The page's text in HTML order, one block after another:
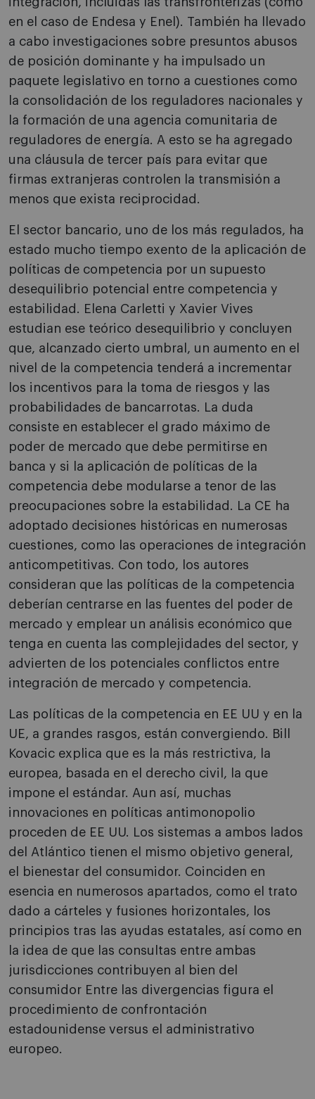
en el caso de Endesa y Enel). También ha llevado
a cabo investigaciones sobre presuntos abusos
de posición dominante y ha impulsado un
paquete legislativo en torno a cuestiones como
la consolidación de los reguladores nacionales y
la formación de una agencia comunitaria de
reguladores de energía. A esto se ha agregado
una cláusula de tercer país para evitar que
firmas extranjeras controlen la transmisión a
menos que exista reciprocidad.
El sector bancario, uno de los más regulados, ha
estado mucho tiempo exento de la aplicación de
políticas de competencia por un supuesto
desequilibrio potencial entre competencia y
estabilidad. Elena Carletti y Xavier Vives
estudian ese teórico desequilibrio y concluyen
que, alcanzado cierto umbral, un aumento en el
nivel de la competencia tenderá a incrementar
los incentivos para la toma de riesgos y las
probabilidades de bancarrotas. La duda
consiste en establecer el grado máximo de
poder de mercado que debe permitirse en
banca y si la aplicación de políticas de la
competencia debe modularse a tenor de las
preocupaciones sobre la estabilidad. La CE ha
adoptado decisiones históricas en numerosas
cuestiones, como las operaciones de integración
anticompetitivas. Con todo, los autores
consideran que las políticas de la competencia
deberían centrarse en las fuentes del poder de
mercado y emplear un análisis económico que
tenga en cuenta las complejidades del sector, y
advierten de los potenciales conflictos entre
integración de mercado y competencia.
Las políticas de la competencia en EE UU y en la
UE, a grandes rasgos, están convergiendo. Bill
Kovacic explica que es la más restrictiva, la
europea, basada en el derecho civil, la que
impone el estándar. Aun así, muchas
innovaciones en políticas antimonopolio
proceden de EE UU. Los sistemas a ambos lados
del Atlántico tienen el mismo objetivo general,
el bienestar del consumidor. Coinciden en
esencia en numerosos apartados, como el trato
dado a cárteles y fusiones horizontales, los
principios tras las ayudas estatales, así como en
la idea de que las consultas entre ambas
jurisdicciones contribuyen al bien del
consumidor Entre las divergencias figura el
procedimiento de confrontación
estadounidense versus el administrativo
europeo.